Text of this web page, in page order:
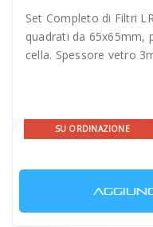
Set Completo di Filtri
quadrati da 65x65mm,
cella. Spessore vetro
SU ORDINAZIONE